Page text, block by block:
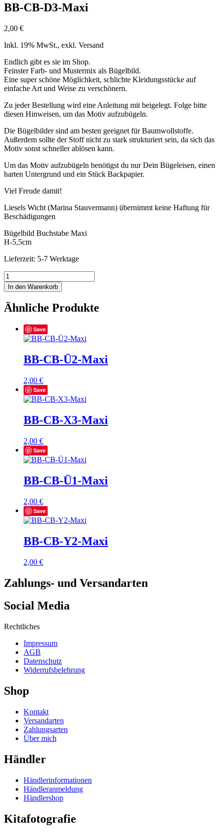
BB-CB-D3-Maxi
2,00 €
Inkl. 19% MwSt., exkl. Versand
Endlich gibt es sie im Shop.
Feinster Farb- und Mustermix als Bügelbild.
Eine super schöne Möglichkeit, schlichte Kleidungsstücke auf
einfache Art und Weise zu verschönern.
Zu jeder Bestellung wird eine Anleitung mit beigelegt. Folge bitte
diesen Hinweisen, um das Motiv aufzubügeln.
Die Bügelbilder sind am besten geeignet für Baumwollstoffe.
Außerdem sollte der Stoff nicht zu stark strukturiert sein, da sich das
Motiv sonst schneller ablösen kann.
Um das Motiv aufzubügeln benötigst du nur Dein Bügeleisen, einen
harten Untergrund und ein Stück Backpapier.
Viel Freude damit!
Liesels Wicht (Marina Stauvermann) übernimmt keine Haftung für
Beschädigungen
Bügelbild Buchstabe Maxi
H-5,5cm
Lieferzeit: 5-7 Werktage
BB-
CB-
D3-
Maxi
Menge
In den Warenkorb
Ähnliche Produkte
Save
BB-CB-Ü2-Maxi
2,00 €
Save
BB-CB-X3-Maxi
2,00 €
Save
BB-CB-Ü1-Maxi
2,00 €
Save
BB-CB-Y2-Maxi
2,00 €
Zahlungs- und Versandarten
Social Media
Rechtliches
Impressum
AGB
Datenschutz
Widerrufsbelehrung
Shop
Kontakt
Versandarten
Zahlungsarten
Über mich
Händler
Händlerinformationen
Händleranmeldung
Händlershop
Kitafotografie